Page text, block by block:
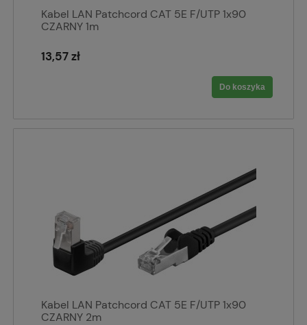
Kabel LAN Patchcord CAT 5E F/UTP 1x90
CZARNY 1m
13,57 zł
Do koszyka
Kabel LAN Patchcord CAT 5E F/UTP 1x90
CZARNY 2m